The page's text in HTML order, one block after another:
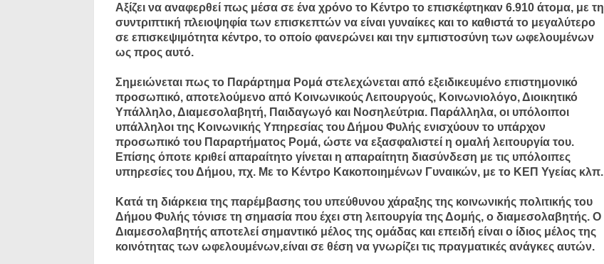
Αξίζει να αναφερθεί πως μέσα σε ένα χρόνο το Κέντρο το επισκέφτηκαν 6.910 άτομα, με τη
συντριπτική πλειοψηφία των επισκεπτών να είναι γυναίκες και το καθιστά το μεγαλύτερο
σε επισκεψιμότητα κέντρο, το οποίο φανερώνει και την εμπιστοσύνη των ωφελουμένων
ως προς αυτό.
Σημειώνεται πως το Παράρτημα Ρομά στελεχώνεται από εξειδικευμένο επιστημονικό
προσωπικό, αποτελούμενο από Κοινωνικούς Λειτουργούς, Κοινωνιολόγο, Διοικητικό
Υπάλληλο, Διαμεσολαβητή, Παιδαγωγό και Νοσηλεύτρια. Παράλληλα, οι υπόλοιποι
υπάλληλοι της Κοινωνικής Υπηρεσίας του Δήμου Φυλής ενισχύουν το υπάρχον
προσωπικό του Παραρτήματος Ρομά, ώστε να εξασφαλιστεί η ομαλή λειτουργία του.
Επίσης όποτε κριθεί απαραίτητο γίνεται η απαραίτητη διασύνδεση με τις υπόλοιπες
υπηρεσίες του Δήμου, πχ. Με το Κέντρο Κακοποιημένων Γυναικών, με το ΚΕΠ Υγείας κλπ.
Κατά τη διάρκεια της παρέμβασης του υπεύθυνου χάραξης της κοινωνικής πολιτικής του
Δήμου Φυλής τόνισε τη σημασία που έχει στη λειτουργία της Δομής, ο διαμεσολαβητής. Ο
Διαμεσολαβητής αποτελεί σημαντικό μέλος της ομάδας και επειδή είναι ο ίδιος μέλος της
κοινότητας των ωφελουμένων,είναι σε θέση να γνωρίζει τις πραγματικές ανάγκες αυτών.